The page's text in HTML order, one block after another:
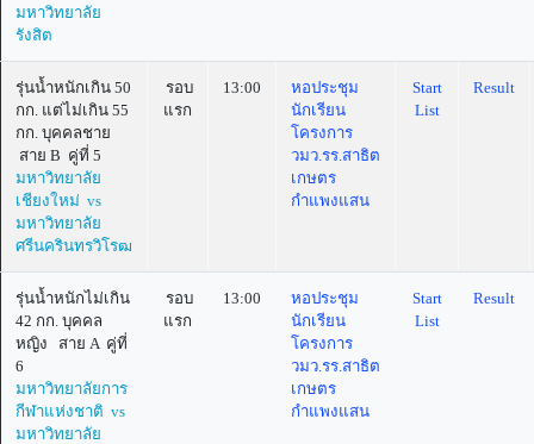
มหาวิทยาลัย
รังสิต
รุ่นน้ำหนักเกิน 50
กก. แต่ไม่เกิน 55
กก. บุคคลชาย
สาย B คู่ที่ 5
มหาวิทยาลัย
เชียงใหม่ vs
มหาวิทยาลัย
ศรีนครินทรวิโรฒ
รอบ
แรก
13:00
หอประชุม
นักเรียน
โครงการ
วมว.รร.สาธิต
เกษตร
กำแพงแสน
Start
List
Result
รุ่นน้ำหนักไม่เกิน
42 กก. บุคคล
หญิง สาย A คู่ที่
6
มหาวิทยาลัยการ
กีฬาแห่งชาติ vs
มหาวิทยาลัย
รอบ
แรก
13:00
หอประชุม
นักเรียน
โครงการ
วมว.รร.สาธิต
เกษตร
กำแพงแสน
Start
List
Result